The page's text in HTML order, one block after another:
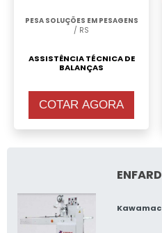
PESA SOLUÇÕES EM PESAGENS
/ RS
ASSISTÊNCIA TÉCNICA DE
BALANÇAS
COTAR AGORA
Kawamac